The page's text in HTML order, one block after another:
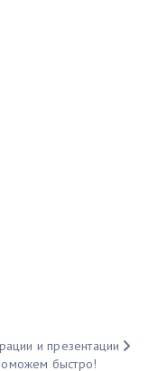
и презентации
быстро!